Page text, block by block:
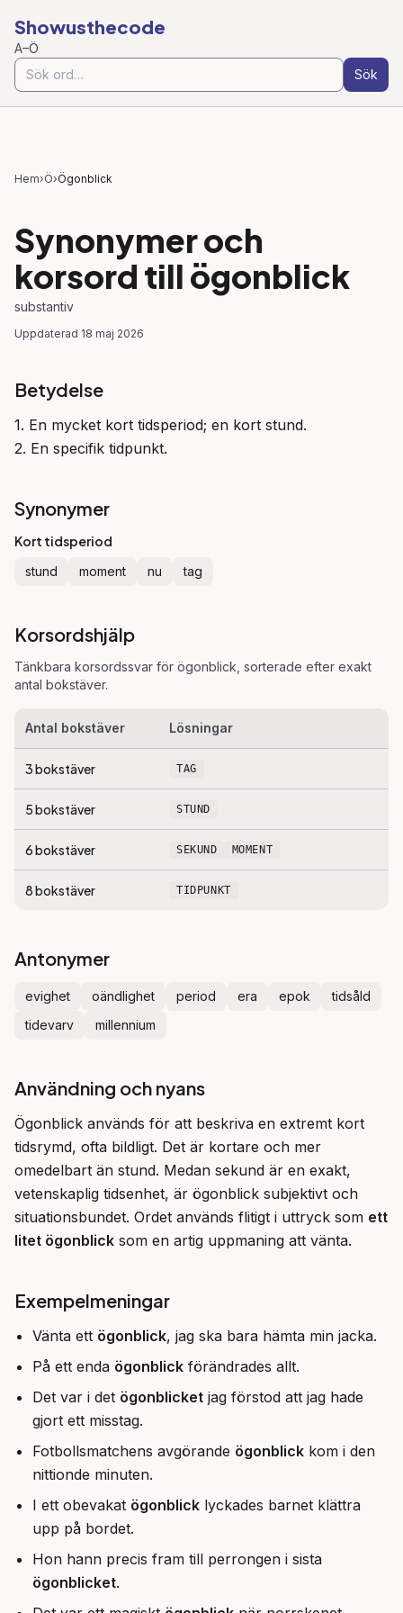
Showusthecode
A–Ö
Sök
Hem›Ö›Ögonblick
Synonymer och
korsord till ögonblick
substantiv
Uppdaterad 18 maj 2026
Betydelse
1. En mycket kort tidsperiod; en kort stund.
2. En specifik tidpunkt.
Synonymer
Kort tidsperiod
stund moment nu tag
Korsordshjälp
Tänkbara korsordssvar för ögonblick , sorterade efter exakt
antal bokstäver.
Antal bokstäver Lösningar
3bokstäver TAG
5bokstäver STUND
6bokstäver SEKUND MOMENT
8bokstäver TIDPUNKT
Antonymer
evighet oändlighet period era epok
tidsåld
tidevarv
millennium
Användning och nyans
Ögonblick används för att beskriva en extremt kort
tidsrymd, ofta bildligt. Det är kortare och mer
omedelbart än stund. Medan sekund är en exakt,
vetenskaplig tidsenhet, är ögonblick subjektivt och
situationsbundet. Ordet används flitigt i uttryck som ett
litet ögonblick som en artig uppmaning att vänta.
Exempelmeningar
Vänta ett ögonblick, jag ska bara hämta min jacka.
På ett enda ögonblick förändrades allt.
Det var i det ögonblicket jag förstod att jag hade
gjort ett misstag.
Fotbollsmatchens avgörande ögonblick kom i den
nittionde minuten.
I ett obevakat ögonblick lyckades barnet klättra
upp på bordet.
Hon hann precis fram till perrongen i sista
ögonblicket.